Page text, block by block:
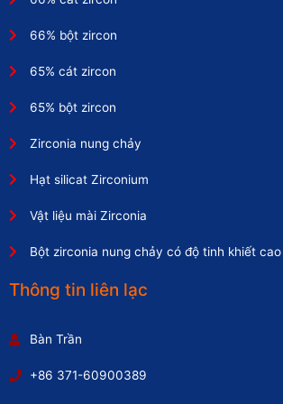
66% bột zircon
65% cát zircon
65% bột zircon
Zirconia nung chảy
Hạt silicat Zirconium
Vật liệu mài Zirconia
Bột zirconia nung chảy có độ tinh khiết cao
Thông tin liên lạc
Bàn Trần
+86 371-60900389